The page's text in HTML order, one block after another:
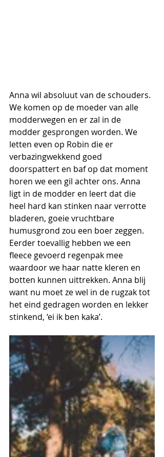
Anna wil absoluut van de schouders.
We komen op de moeder van alle
modderwegen en er zal in de
modder gesprongen worden. We
letten even op Robin die er
verbazingwekkend goed
doorspattert en baf op dat moment
horen we een gil achter ons. Anna
ligt in de modder en leert dat die
heel hard kan stinken naar verrotte
bladeren, goeie vruchtbare
humusgrond zou een boer zeggen.
Eerder toevallig hebben we een
fleece gevoerd regenpak mee
waardoor we haar natte kleren en
botten kunnen uittrekken. Anna blij
want nu moet ze wel in de rugzak tot
het eind gedragen worden en lekker
stinkend, ‘ei ik ben kaka’.